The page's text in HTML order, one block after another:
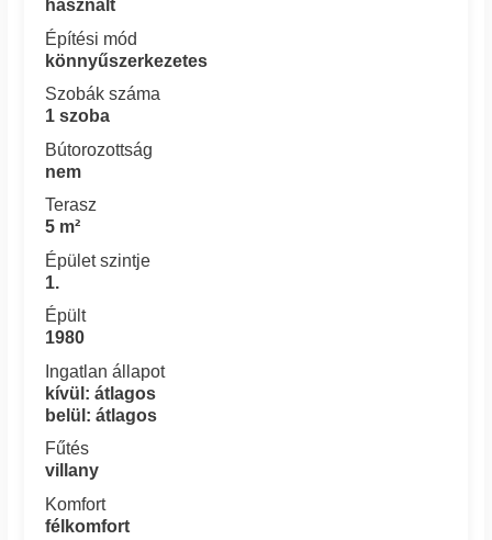
használt
Építési mód
könnyűszerkezetes
Szobák száma
1 szoba
Bútorozottság
nem
Terasz
5 m²
Épület szintje
1.
Épült
1980
Ingatlan állapot
kívül: átlagos
belül: átlagos
Fűtés
villany
Komfort
félkomfort